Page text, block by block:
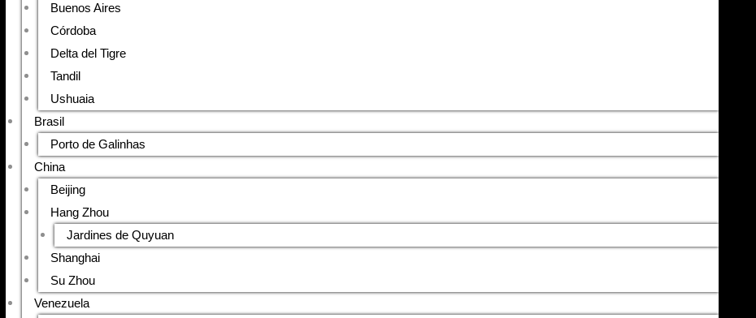
Buenos Aires
Córdoba
Delta del Tigre
Tandil
Ushuaia
Brasil
Porto de Galinhas
China
Beijing
Hang Zhou
Jardines de Quyuan
Shanghai
Su Zhou
Venezuela